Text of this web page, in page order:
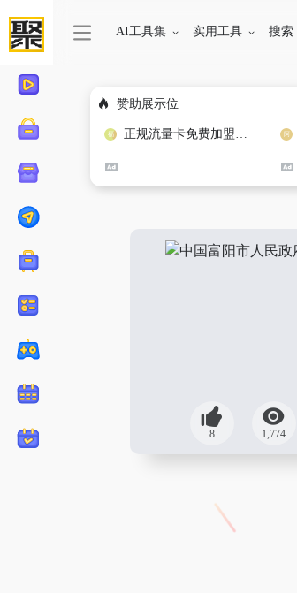
AI工具集 实用工具 搜索
赞助展示位
正规流量卡免费加盟合作
8 1,774